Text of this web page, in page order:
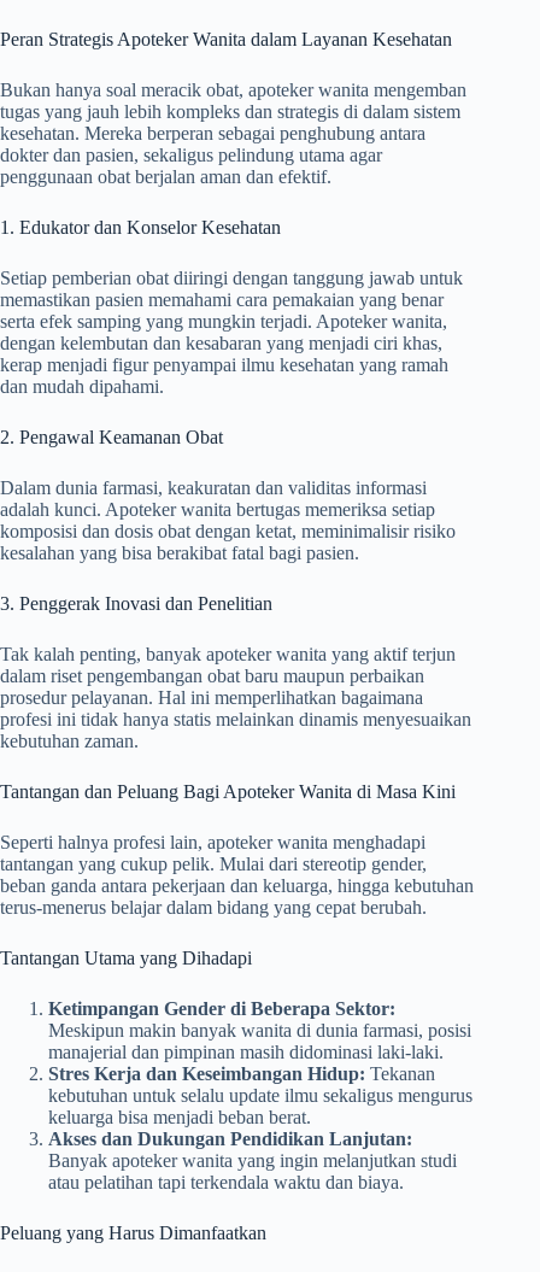
Peran Strategis Apoteker Wanita dalam Layanan Kesehatan
Bukan hanya soal meracik obat, apoteker wanita mengemban
tugas yang jauh lebih kompleks dan strategis di dalam sistem
kesehatan. Mereka berperan sebagai penghubung antara
dokter dan pasien, sekaligus pelindung utama agar
penggunaan obat berjalan aman dan efektif.
1. Edukator dan Konselor Kesehatan
Setiap pemberian obat diiringi dengan tanggung jawab untuk
memastikan pasien memahami cara pemakaian yang benar
serta efek samping yang mungkin terjadi. Apoteker wanita,
dengan kelembutan dan kesabaran yang menjadi ciri khas,
kerap menjadi figur penyampai ilmu kesehatan yang ramah
dan mudah dipahami.
2. Pengawal Keamanan Obat
Dalam dunia farmasi, keakuratan dan validitas informasi
adalah kunci. Apoteker wanita bertugas memeriksa setiap
komposisi dan dosis obat dengan ketat, meminimalisir risiko
kesalahan yang bisa berakibat fatal bagi pasien.
3. Penggerak Inovasi dan Penelitian
Tak kalah penting, banyak apoteker wanita yang aktif terjun
dalam riset pengembangan obat baru maupun perbaikan
prosedur pelayanan. Hal ini memperlihatkan bagaimana
profesi ini tidak hanya statis melainkan dinamis menyesuaikan
kebutuhan zaman.
Tantangan dan Peluang Bagi Apoteker Wanita di Masa Kini
Seperti halnya profesi lain, apoteker wanita menghadapi
tantangan yang cukup pelik. Mulai dari stereotip gender,
beban ganda antara pekerjaan dan keluarga, hingga kebutuhan
terus-menerus belajar dalam bidang yang cepat berubah.
Tantangan Utama yang Dihadapi
Ketimpangan Gender di Beberapa Sektor:
Meskipun makin banyak wanita di dunia farmasi, posisi
manajerial dan pimpinan masih didominasi laki-laki.
Stres Kerja dan Keseimbangan Hidup: Tekanan
kebutuhan untuk selalu update ilmu sekaligus mengurus
keluarga bisa menjadi beban berat.
Akses dan Dukungan Pendidikan Lanjutan:
Banyak apoteker wanita yang ingin melanjutkan studi
atau pelatihan tapi terkendala waktu dan biaya.
Peluang yang Harus Dimanfaatkan